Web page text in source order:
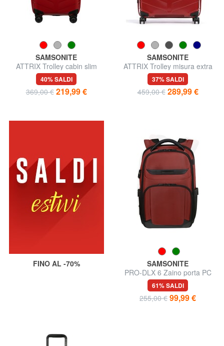
SAMSONITE
ATTRIX Trolley cabin slim
espandibile
40% SALDI
369,00 € 219,99 €
SAMSONITE
ATTRIX Trolley misura extra
grande
37% SALDI
459,00 € 289,99 €
FINO AL -70%
SAMSONITE
PRO-DLX 6 Zaino porta PC
14"
61% SALDI
255,00 € 99,99 €